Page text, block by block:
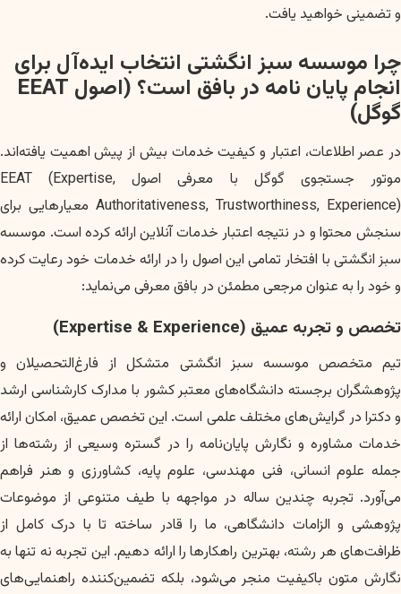
و تضمینی خواهید یافت.
چرا موسسه سبز انگشتی انتخاب ایده‌آل برای
انجام پایان نامه در بافق است؟ (اصول EEAT
گوگل)
در عصر اطلاعات، اعتبار و کیفیت خدمات بیش از پیش اهمیت یافته‌اند.
موتور جستجوی گوگل با معرفی اصول EEAT (Expertise,
Authoritativeness, Trustworthiness, Experience) معیارهایی برای
سنجش محتوا و در نتیجه اعتبار خدمات آنلاین ارائه کرده است. موسسه
سبز انگشتی با افتخار تمامی این اصول را در ارائه خدمات خود رعایت کرده
و خود را به عنوان مرجعی مطمئن در بافق معرفی می‌نماید:
تخصص و تجربه عمیق (Expertise & Experience)
تیم متخصص موسسه سبز انگشتی متشکل از فارغ‌التحصیلان و
پژوهشگران برجسته دانشگاه‌های معتبر کشور با مدارک کارشناسی ارشد
و دکترا در گرایش‌های مختلف علمی است. این تخصص عمیق، امکان ارائه
خدمات مشاوره و نگارش پایان‌نامه را در گستره وسیعی از رشته‌ها از
جمله علوم انسانی، فنی مهندسی، علوم پایه، کشاورزی و هنر فراهم
می‌آورد. تجربه چندین ساله در مواجهه با طیف متنوعی از موضوعات
پژوهشی و الزامات دانشگاهی، ما را قادر ساخته تا با درک کامل از
ظرافت‌های هر رشته، بهترین راهکارها را ارائه دهیم. این تجربه نه تنها به
نگارش متون باکیفیت منجر می‌شود، بلکه تضمین‌کننده راهنمایی‌های